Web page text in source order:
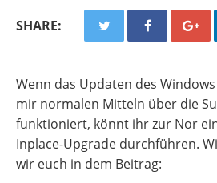
SHARE:
Wenn das Updaten des
mir normalen Mitteln über die
funktioniert, könnt ihr zur Nor
Inplace-Upgrade durchführen.
wir euch in dem Beitrag: